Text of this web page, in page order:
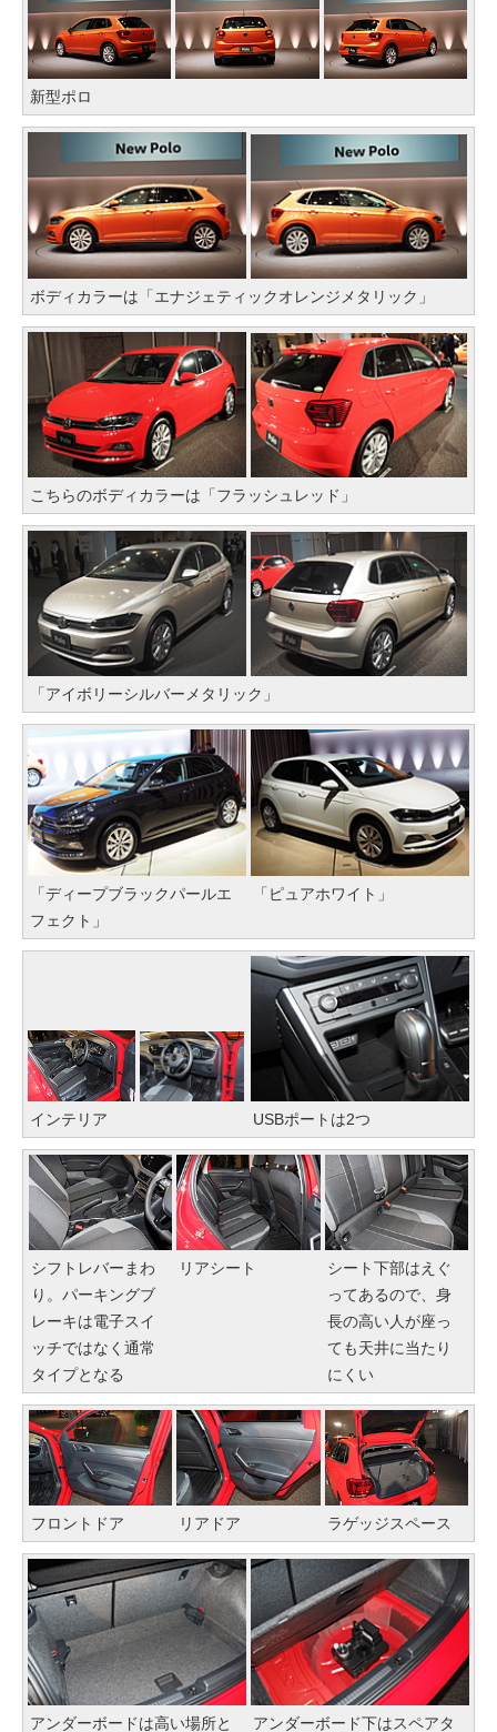
新型ポロ
ボディカラーは「エナジェティックオレンジメタリック」
こちらのボディカラーは「フラッシュレッド」
「アイボリーシルバーメタリック」
「ディープブラックパールエ
フェクト」
「ピュアホワイト」
インテリア USBポートは2つ
シフトレバーまわ
り。パーキングブ
レーキは電子スイ
ッチではなく通常
タイプとなる
リアシート
シート下部はえぐ
ってあるので、身
長の高い人が座っ
ても天井に当たり
にくい
フロントドア リアドア ラゲッジスペース
アンダーボードは高い場所と アンダーボード下はスペアタ